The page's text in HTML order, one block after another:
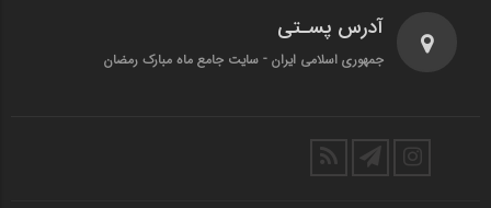
آدرس پسـتی
جمهوری اسلامی ایران - سایت جامع ماه مبارک رمضان